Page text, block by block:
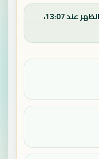
الصلاة القادمة في باولا هي الظهر عند 13:07،